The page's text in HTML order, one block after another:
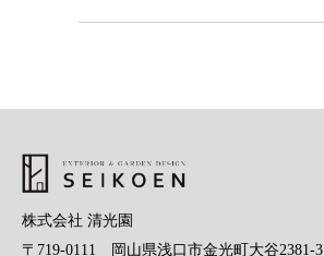
株式会社 清光園
〒719-0111 岡山県浅口市金光町大谷2381-3